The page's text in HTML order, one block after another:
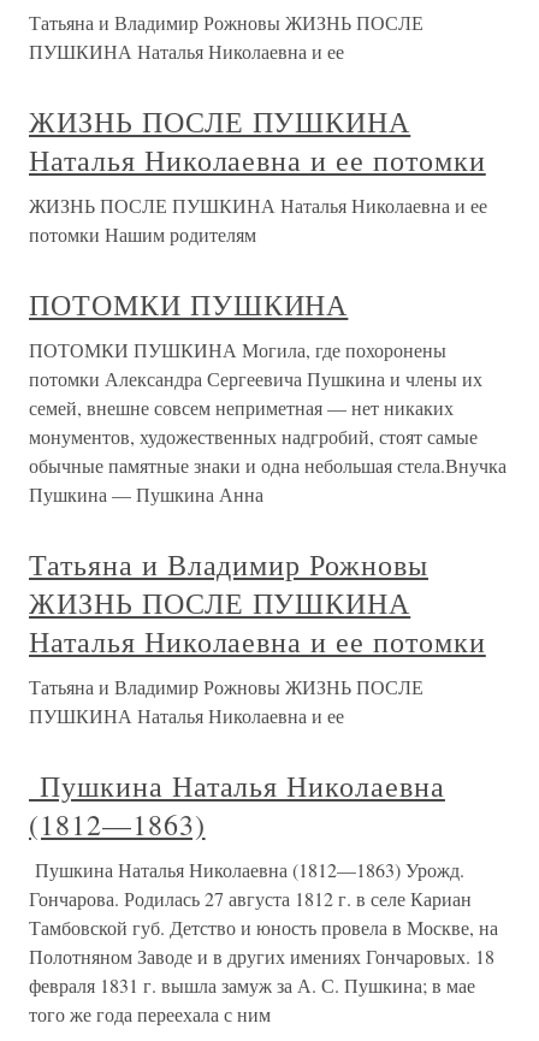
Татьяна и Владимир Рожновы ЖИЗНЬ ПОСЛЕ
ПУШКИНА Наталья Николаевна и ее
ЖИЗНЬ ПОСЛЕ ПУШКИНА
Наталья Николаевна и ее потомки
ЖИЗНЬ ПОСЛЕ ПУШКИНА Наталья Николаевна и ее
потомки Нашим родителям
ПОТОМКИ ПУШКИНА
ПОТОМКИ ПУШКИНА Могила, где похоронены
потомки Александра Сергеевича Пушкина и члены их
семей, внешне совсем неприметная — нет никаких
монументов, художественных надгробий, стоят самые
обычные памятные знаки и одна небольшая стела.Внучка
Пушкина — Пушкина Анна
Татьяна и Владимир Рожновы
ЖИЗНЬ ПОСЛЕ ПУШКИНА
Наталья Николаевна и ее потомки
Татьяна и Владимир Рожновы ЖИЗНЬ ПОСЛЕ
ПУШКИНА Наталья Николаевна и ее
Пушкина Наталья Николаевна
(1812—1863)
Пушкина Наталья Николаевна (1812—1863) Урожд.
Гончарова. Родилась 27 августа 1812 г. в селе Кариан
Тамбовской губ. Детство и юность провела в Москве, на
Полотняном Заводе и в других имениях Гончаровых. 18
февраля 1831 г. вышла замуж за А. С. Пушкина; в мае
того же года переехала с ним